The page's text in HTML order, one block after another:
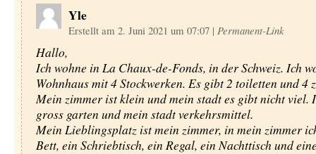
Yle
Erstellt am 2. Juni 2021 um 07:07 | Permanent-Link
Hallo,
Ich wohne in La Chaux-de-Fonds, in der Schweiz. Ich
Wohnhaus mit 4 Stockwerken. Es gibt 2 toiletten und 4
Mein zimmer ist klein und mein stadt es gibt nicht viel.
gross garten und mein stadt verkehrsmittel.
Mein Lieblingsplatz ist mein zimmer, in mein zimmer
Bett, ein Schriebtisch, ein Regal, ein Nachttisch und